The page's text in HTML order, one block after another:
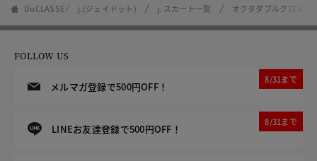
DoCLASSE j.(ジェイドット) j. スカート一覧 オクタダブルクロス・
FOLLOW US
メルマガ登録で500円OFF！
8/31まで
LINEお友達登録で500円OFF！
8/31まで